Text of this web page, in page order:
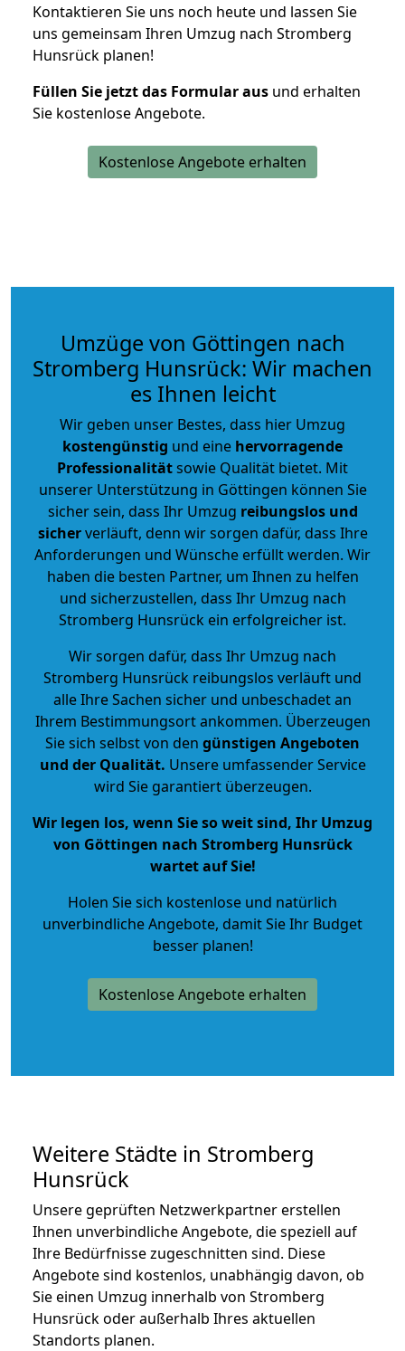
Kontaktieren Sie uns noch heute und lassen Sie
uns gemeinsam Ihren Umzug nach Stromberg
Hunsrück planen!
Füllen Sie jetzt das Formular aus und erhalten
Sie kostenlose Angebote.
Kostenlose Angebote erhalten
Umzüge von Göttingen nach
Stromberg Hunsrück: Wir machen
es Ihnen leicht
Wir geben unser Bestes, dass hier Umzug
kostengünstig und eine hervorragende
Professionalitätsowie Qualität bietet. Mit
unserer Unterstützung in Göttingen können Sie
sicher sein, dass Ihr Umzug reibungslos und
sicherverläuft, denn wir sorgen dafür, dass Ihre
Anforderungen und Wünsche erfüllt werden. Wir
haben die besten Partner, um Ihnen zu helfen
und sicherzustellen, dass Ihr Umzug nach
Stromberg Hunsrück ein erfolgreicher ist.
Wir sorgen dafür, dass Ihr Umzug nach
Stromberg Hunsrück reibungslos verläuft und
alle Ihre Sachen sicher und unbeschadet an
Ihrem Bestimmungsort ankommen. Überzeugen
Sie sich selbst von den günstigen Angeboten
und der Qualität. Unsere umfassender Service
wird Sie garantiert überzeugen.
Wir legen los, wenn Sie so weit sind, Ihr Umzug
von Göttingen nach Stromberg Hunsrück
wartet auf Sie!
Holen Sie sich kostenlose und natürlich
unverbindliche Angebote, damit Sie Ihr Budget
besser planen!
Kostenlose Angebote erhalten
Weitere Städte in Stromberg
Hunsrück
Unsere geprüften Netzwerkpartner erstellen
Ihnen unverbindliche Angebote, die speziell auf
Ihre Bedürfnisse zugeschnitten sind. Diese
Angebote sind kostenlos, unabhängig davon, ob
Sie einen Umzug innerhalb von Stromberg
Hunsrück oder außerhalb Ihres aktuellen
Standorts planen.